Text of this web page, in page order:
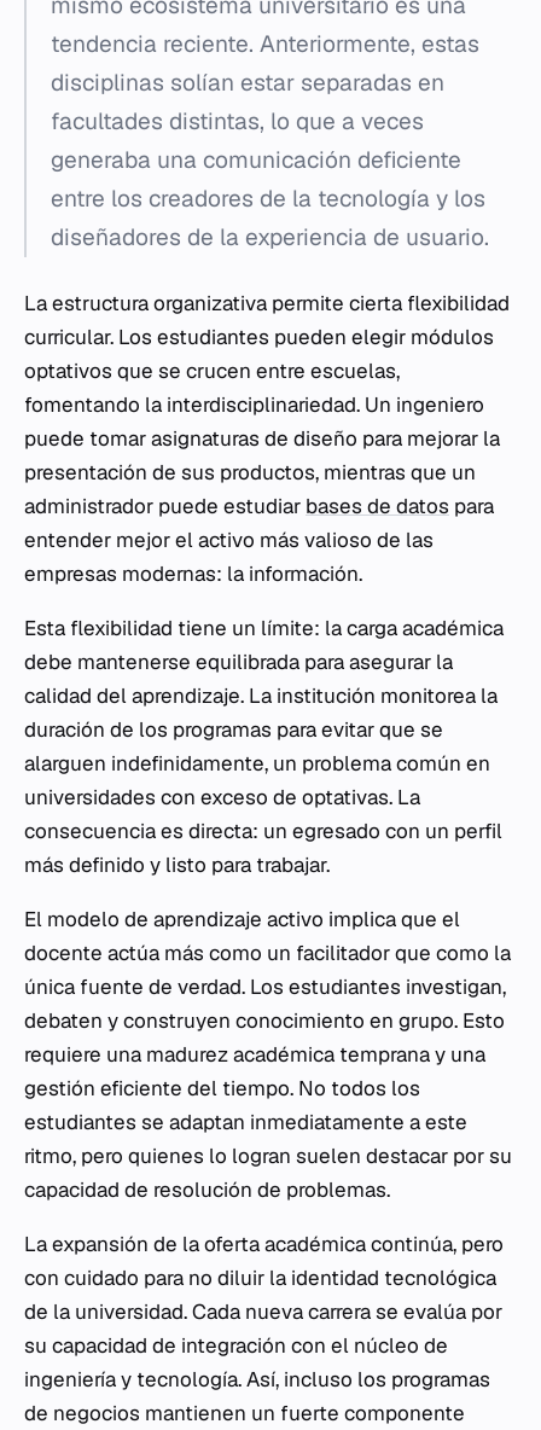
tendencia reciente. Anteriormente, estas
disciplinas solían estar separadas en
facultades distintas, lo que a veces
generaba una comunicación deficiente
entre los creadores de la tecnología y los
diseñadores de la experiencia de usuario.
La estructura organizativa permite cierta flexibilidad
curricular. Los estudiantes pueden elegir módulos
optativos que se crucen entre escuelas,
fomentando la interdisciplinariedad. Un ingeniero
puede tomar asignaturas de diseño para mejorar la
presentación de sus productos, mientras que un
administrador puede estudiar bases de datos para
entender mejor el activo más valioso de las
empresas modernas: la información.
Esta flexibilidad tiene un límite: la carga académica
debe mantenerse equilibrada para asegurar la
calidad del aprendizaje. La institución monitorea la
duración de los programas para evitar que se
alarguen indefinidamente, un problema común en
universidades con exceso de optativas. La
consecuencia es directa: un egresado con un perfil
más definido y listo para trabajar.
El modelo de aprendizaje activo implica que el
docente actúa más como un facilitador que como la
única fuente de verdad. Los estudiantes investigan,
debaten y construyen conocimiento en grupo. Esto
requiere una madurez académica temprana y una
gestión eficiente del tiempo. No todos los
estudiantes se adaptan inmediatamente a este
ritmo, pero quienes lo logran suelen destacar por su
capacidad de resolución de problemas.
La expansión de la oferta académica continúa, pero
con cuidado para no diluir la identidad tecnológica
de la universidad. Cada nueva carrera se evalúa por
su capacidad de integración con el núcleo de
ingeniería y tecnología. Así, incluso los programas
de negocios mantienen un fuerte componente